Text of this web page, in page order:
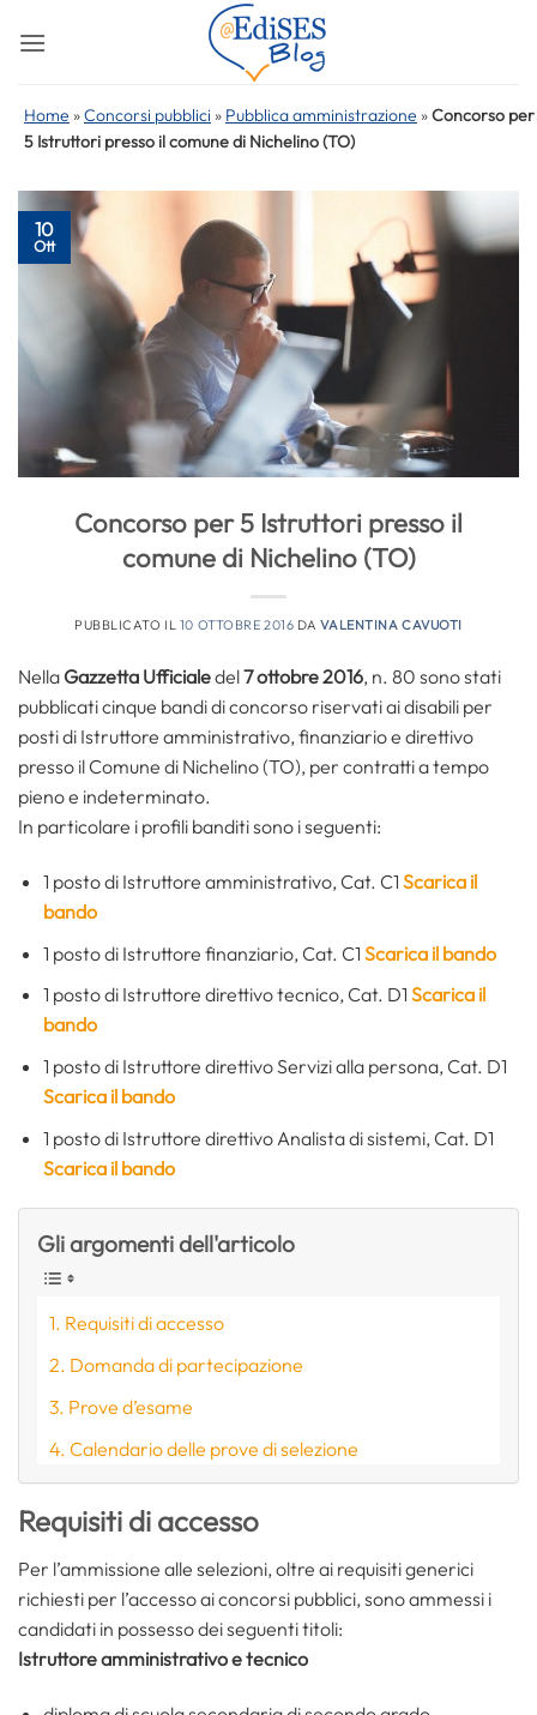
Home »Concorsi pubblici » Pubblica amministrazione »Concorso per
5 Istruttori presso il comune di Nichelino (TO)
10
Ott
Concorso per 5 Istruttori presso il
comune di Nichelino (TO)
PUBBLICATO IL 10 OTTOBRE 2016 DAVALENTINA CAVUOTI
Nella Gazzetta Ufficialedel7 ottobre 2016, n. 80 sono stati
pubblicati cinque bandi di concorso riservati ai disabili per
posti di Istruttore amministrativo, finanziario e direttivo
presso il Comune di Nichelino (TO), per contratti a tempo
pieno e indeterminato.
In particolare i profili banditi sono i seguenti:
1 posto di Istruttore amministrativo, Cat. C1 Scarica il
bando
1 posto di Istruttore finanziario, Cat. C1 Scarica il bando
1 posto di Istruttore direttivo tecnico, Cat. D1 Scarica il
bando
1 posto di Istruttore direttivo Servizi alla persona, Cat. D1
Scarica il bando
1 posto di Istruttore direttivo Analista di sistemi, Cat. D1
Scarica il bando
Gli argomenti dell'articolo
Requisiti di accesso
Domanda di partecipazione
Prove d’esame
Calendario delle prove di selezione
Requisiti di accesso
Per l’ammissione alle selezioni, oltre ai requisiti generici
richiesti per l’accesso ai concorsi pubblici, sono ammessi i
candidati in possesso dei seguenti titoli:
Istruttore amministrativo e tecnico